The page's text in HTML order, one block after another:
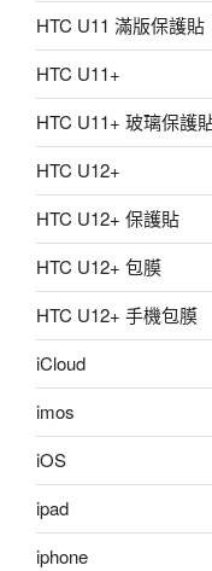
HTC U11 滿版保護貼
HTC U11+
HTC U11+ 玻璃保護
HTC U12+
HTC U12+ 保護貼
HTC U12+ 包膜
HTC U12+ 手機包膜
iCloud
imos
iOS
ipad
iphone